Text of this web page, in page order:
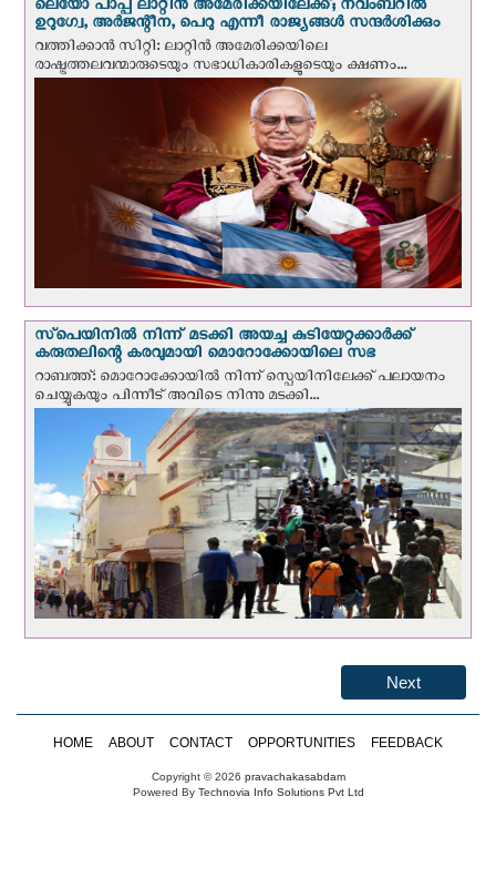
ലെയോ പാപ്പ ലാറ്റിൻ അമേരിക്കയിലേക്ക്; നവംബറില്‍
ഉറുഗ്വേ, അർജന്റീന, പെറു എന്നീ രാജ്യങ്ങള്‍ സന്ദര്‍ശിക്കും
വത്തിക്കാന്‍ സിറ്റി: ലാറ്റിന്‍ അമേരിക്കയിലെ
രാഷ്ട്രത്തലവന്മാരുടെയും സഭാധികാരികളുടെയും ക്ഷണം...
സ്‌പെയിനില്‍ നിന്ന് മടക്കി അയച്ച കുടിയേറ്റക്കാര്‍ക്ക്
കരുതലിന്റെ കരവുമായി മൊറോക്കോയിലെ സഭ
റാബത്ത്: മൊറോക്കോയിൽ നിന്ന് സ്പെയിനിലേക്ക് പലായനം
ചെയ്യുകയും പിന്നീട് അവിടെ നിന്നു മടക്കി...
Next
HOME ABOUT CONTACT OPPORTUNITIES FEEDBACK
Copyright © 2026 pravachakasabdam
Powered ByTechnovia Info Solutions Pvt Ltd